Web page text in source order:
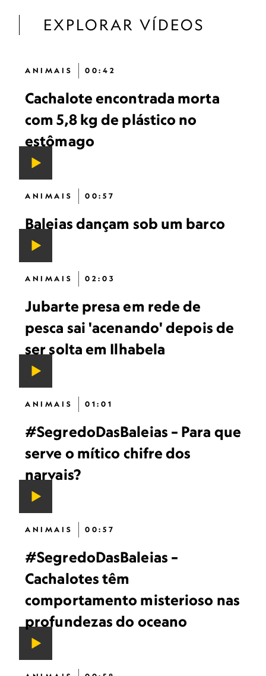
EXPLORAR VÍDEOS
ANIMAIS 00:42
Cachalote encontrada morta
com 5,8 kg de plástico no
estômago
ANIMAIS 00:57
Baleias dançam sob um barco
ANIMAIS 02:03
Jubarte presa em rede de
pesca sai 'acenando' depois de
ser solta em Ilhabela
ANIMAIS 01:01
#SegredoDasBaleias – Para que
serve o mítico chifre dos
narvais?
ANIMAIS 00:57
#SegredoDasBaleias –
Cachalotes têm
comportamento misterioso nas
profundezas do oceano